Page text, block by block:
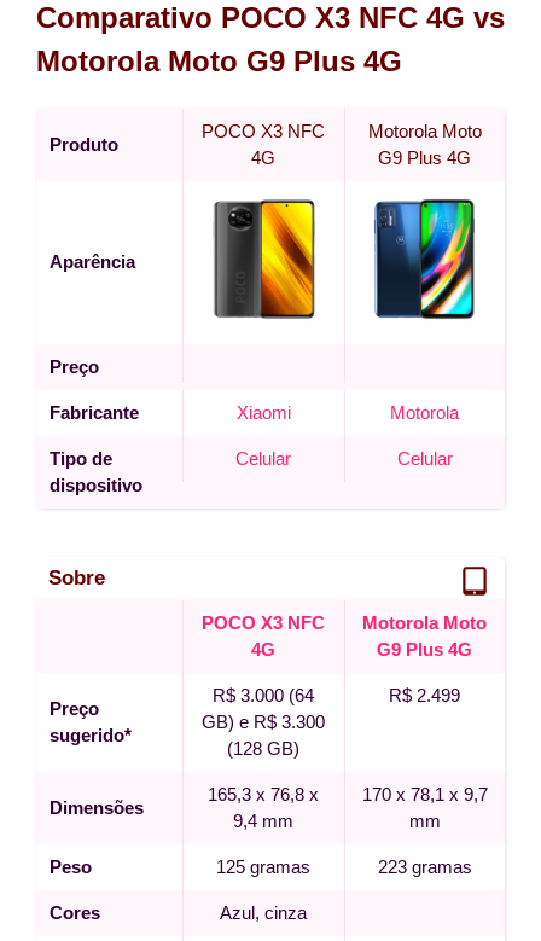
Comparativo POCO X3 NFC 4G vs
Motorola Moto G9 Plus 4G
Produto
POCO X3 NFC
4G
Motorola Moto
G9 Plus 4G
Aparência
Preço
Fabricante Xiaomi Motorola
Tipo de
dispositivo
Celular Celular
Sobre
POCO X3 NFC
4G
Motorola Moto
G9 Plus 4G
Preço
sugerido*
R$ 3.000 (64
GB) e R$ 3.300
(128 GB)
R$ 2.499
Dimensões
165,3 x 76,8 x
9,4 mm
170 x 78,1 x 9,7
mm
Peso 125 gramas 223 gramas
Cores Azul, cinza